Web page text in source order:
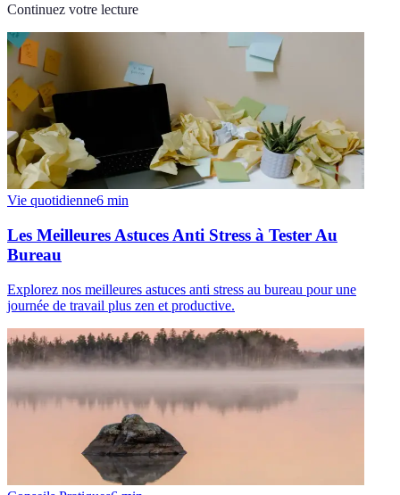
Continuez votre lecture
Vie quotidienne6 min
Les Meilleures Astuces Anti Stress à Tester Au
Bureau
Explorez nos meilleures astuces anti stress au bureau pour une
journée de travail plus zen et productive.